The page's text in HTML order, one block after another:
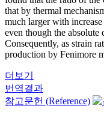
that by thermal
much larger with
even though the
Consequently, as strain
production by Fenimore
더보기
번역결과
참고문헌 (Reference)